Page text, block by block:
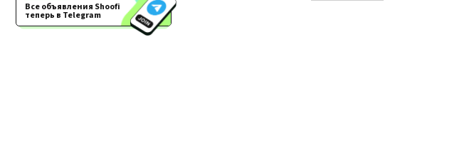
Все объявления Shoofi
теперь в Telegram